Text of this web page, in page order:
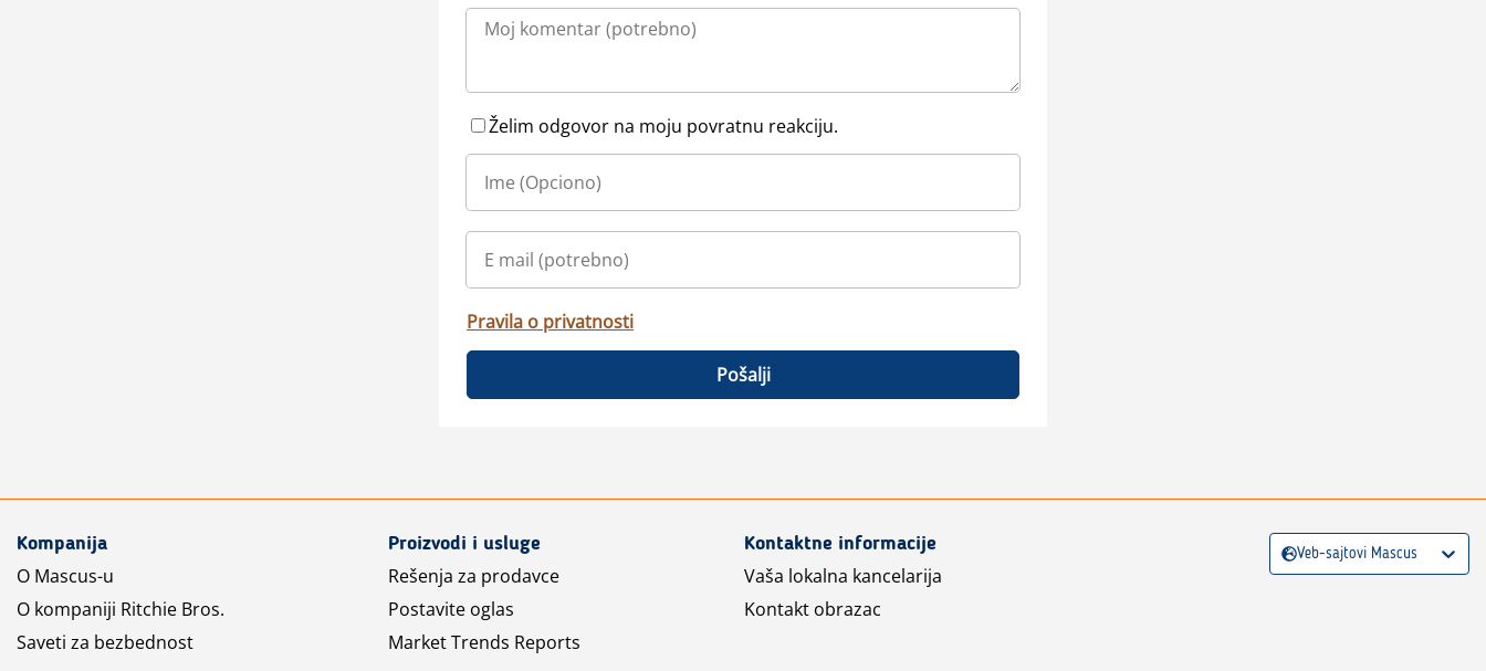
Želim odgovor na moju povratnu reakciju.
Pravila o privatnosti
Pošalji
Kompanija
O Mascus-u
O kompaniji Ritchie Bros.
Saveti za bezbednost
Proizvodi i usluge
Rešenja za prodavce
Postavite oglas
Market Trends Reports
Kontaktne informacije
Vaša lokalna kancelarija
Kontakt obrazac
Veb-sajtovi Mascus